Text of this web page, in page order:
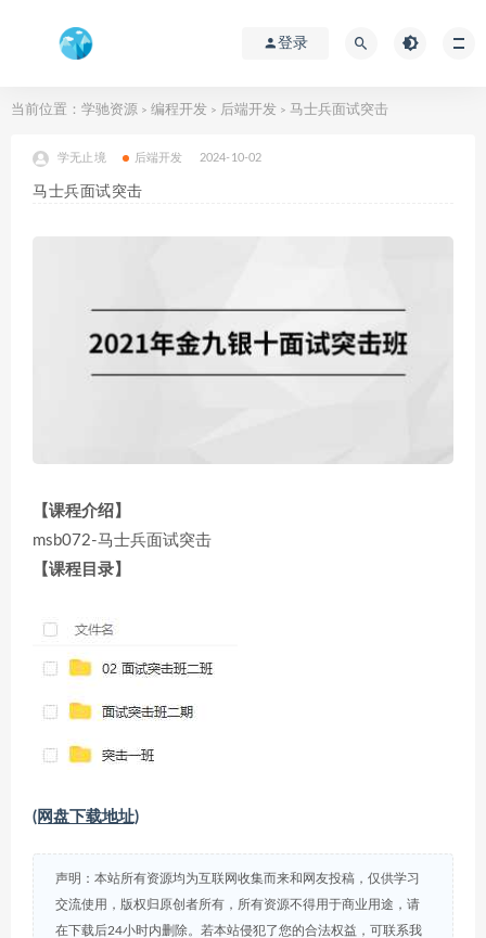
登录
当前位置： 学驰资源 > 编程开发 > 后端开发 > 马士兵面试突击
学无止境 后端开发 2024-10-02
马士兵面试突击
【课程介绍】
msb072-马士兵面试突击
【课程目录】
(网盘下载地址)
声明：本站所有资源均为互联网收集而来和网友投稿，仅供学习
交流使用，版权归原创者所有，所有资源不得用于商业用途，请
在下载后24小时内删除。若本站侵犯了您的合法权益，可联系我